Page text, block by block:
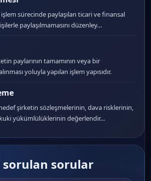
sürecinde paylaşılan ticari ve finansal
paylaşılmamasını düzenley…
paylarının tamamının veya bir
yoluyla yapılan işlem yapısıdır.
şirketin sözleşmelerinin, dava risklerinin,
yükümlülüklerinin değerlendir…
sorulan sorular